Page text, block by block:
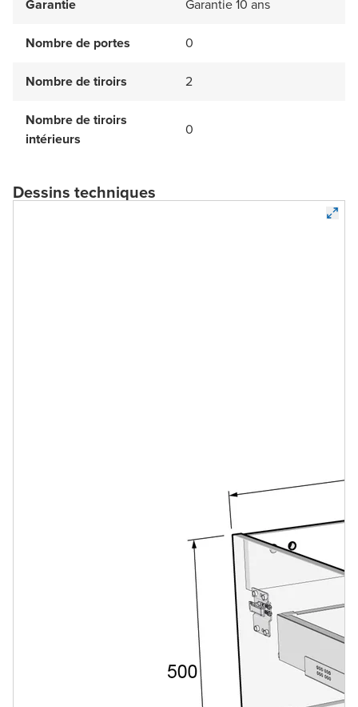
Garantie Garantie 10 ans
Nombre de portes 0
Nombre de tiroirs 2
Nombre de tiroirs
intérieurs
0
Dessins techniques